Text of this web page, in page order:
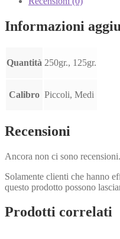
quantità
Informazioni
Quantità 250gr., 125gr.
Calibro Piccoli, Medi
Recensioni
Ancora non ci sono recensioni.
Solamente clienti che hanno
questo prodotto possono
Prodotti correlati